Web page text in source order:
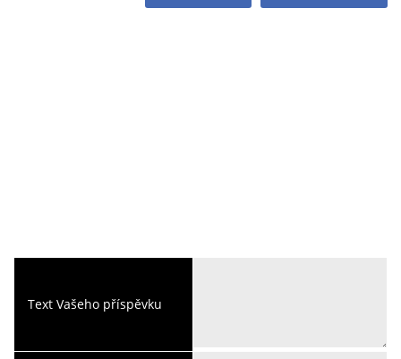
Text Vašeho příspěvku